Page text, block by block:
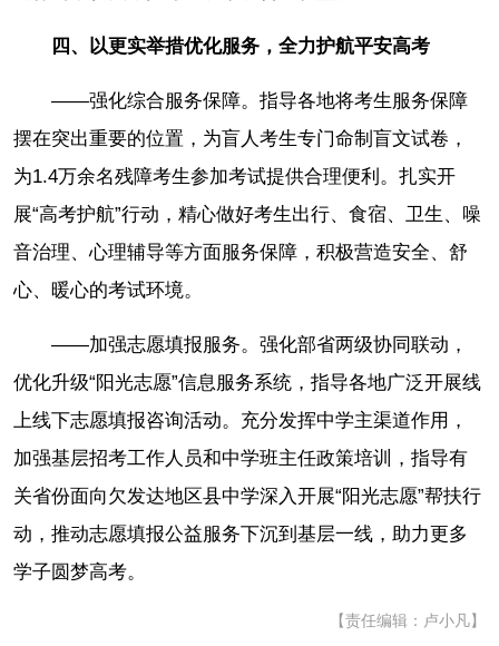
四、以更实举措优化服务，全力护航平安高考
——强化综合服务保障。指导各地将考生服务保障
摆在突出重要的位置，为盲人考生专门命制盲文试卷，
为1.4万余名残障考生参加考试提供合理便利。扎实开
展“高考护航”行动，精心做好考生出行、食宿、卫生、噪
音治理、心理辅导等方面服务保障，积极营造安全、舒
心、暖心的考试环境。
——加强志愿填报服务。强化部省两级协同联动，
优化升级“阳光志愿”信息服务系统，指导各地广泛开展线
上线下志愿填报咨询活动。充分发挥中学主渠道作用，
加强基层招考工作人员和中学班主任政策培训，指导有
关省份面向欠发达地区县中学深入开展“阳光志愿”帮扶行
动，推动志愿填报公益服务下沉到基层一线，助力更多
学子圆梦高考。
【责任编辑：卢小凡】